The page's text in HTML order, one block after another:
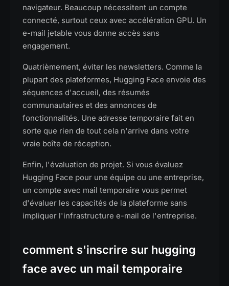
navigateur. Beaucoup nécessitent un compte
connecté, surtout ceux avec accélération GPU. Un
e-mail jetable vous donne accès sans
engagement.
Quatrièmement, éviter les newsletters. Comme la
plupart des plateformes, Hugging Face envoie des
séquences d'accueil, des résumés
communautaires et des annonces de
fonctionnalités. Une adresse temporaire fait en
sorte que rien de tout cela n'arrive dans votre
vraie boîte de réception.
Enfin, l'évaluation de projet. Si vous évaluez
Hugging Face pour une équipe ou une entreprise,
un compte avec mail temporaire vous permet
d'évaluer les capacités de la plateforme sans
impliquer l'infrastructure e-mail de l'entreprise.
comment s'inscrire sur hugging
face avec un mail temporaire